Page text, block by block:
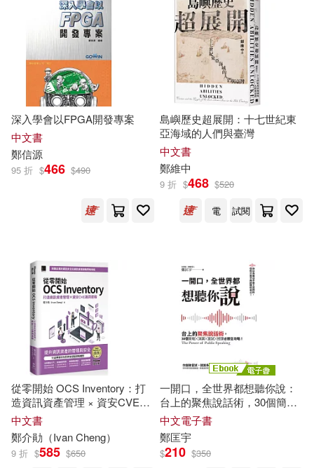
豐景春，厲偉，張可，鄭傳斌(1)
賈金生，趙春，鄭璀瑩，徐耀(1)
賴偉峯(1)
趙峻穎，鄭書朋（主編）(1)
趙驥民(1) 辦公桌探險隊(1)
郭劍英，鄭柳青（主編）(1)
郭子靖(1)
郭立文，鄭贏，王海龍（主編）(1)
鄒松濤（主編）(1) 鄭E子(1)
鄭世彬(1) 鄭丹青(1)
河南大學出版社(1)
深智數位(1)
湖南人民出版社(1)
煤炭工業出版社(1) 玉山社(1)
瑞昇(1)
社會科學文獻出版社(1)
福建人民出版社(1)
福建美術出版社(1) 禾廣(1)
種子音樂(1)
經濟管理出版社(1)
深入學會以FPGA開發專案
中文書
鄭信源
95 折 $466 $490
島嶼歷史超展開：十七世紀東
亞海域的人們與臺灣
中文書
鄭維中
9 折 $468 $520
電
試閱
從零開始 OCS Inventory：打
造資訊資產管理 × 資安CVE漏
洞通報(iThome鐵人賽系列書)
中文書
鄭介勛（Ivan Cheng）
9 折 $585 $650
一開口，全世界都想聽你說：
台上的聚焦說話術，30個簡報
×演講×面試×授課必勝全攻略!
(電子書)
中文電子書
鄭匡宇
$210 $350